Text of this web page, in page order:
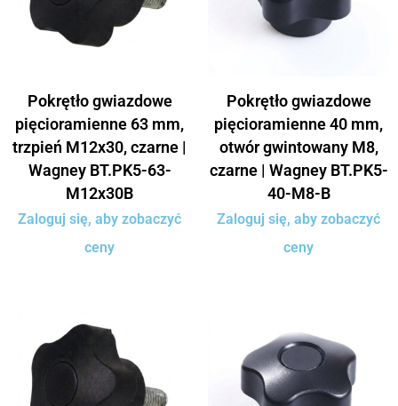
Pokrętło gwiazdowe
pięcioramienne 63 mm,
trzpień M12x30, czarne |
Wagney BT.PK5-63-
M12x30B
Zaloguj się, aby zobaczyć
ceny
Pokrętło gwiazdowe
pięcioramienne 40 mm,
otwór gwintowany M8,
czarne | Wagney BT.PK5-
40-M8-B
Zaloguj się, aby zobaczyć
ceny